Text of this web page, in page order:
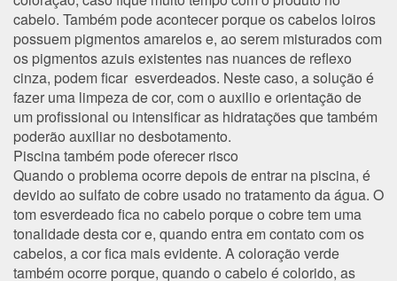
cabelo. Também pode acontecer porque os cabelos loiros
possuem pigmentos amarelos e, ao serem misturados com
os pigmentos azuis existentes nas nuances de reflexo
cinza, podem ficar esverdeados. Neste caso, a solução é
fazer uma limpeza de cor, com o auxilio e orientação de
um profissional ou intensificar as hidratações que também
poderão auxiliar no desbotamento.
Piscina também pode oferecer risco
Quando o problema ocorre depois de entrar na piscina, é
devido ao sulfato de cobre usado no tratamento da água. O
tom esverdeado fica no cabelo porque o cobre tem uma
tonalidade desta cor e, quando entra em contato com os
cabelos, a cor fica mais evidente. A coloração verde
também ocorre porque, quando o cabelo é colorido, as